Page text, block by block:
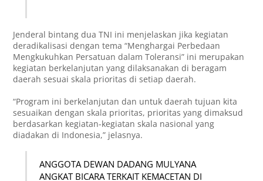
Jenderal bintang dua TNI ini menjelaskan jika kegiatan
deradikalisasi dengan tema “Menghargai Perbedaan
Mengkukuhkan Persatuan dalam Toleransi” ini merupakan
kegiatan berkelanjutan yang dilaksanakan di beragam
daerah sesuai skala prioritas di setiap daerah.
“Program ini berkelanjutan dan untuk daerah tujuan kita
sesuaikan dengan skala prioritas, prioritas yang dimaksud
berdasarkan kegiatan-kegiatan skala nasional yang
diadakan di Indonesia,” jelasnya.
ANGGOTA DEWAN DADANG MULYANA
ANGKAT BICARA TERKAIT KEMACETAN DI